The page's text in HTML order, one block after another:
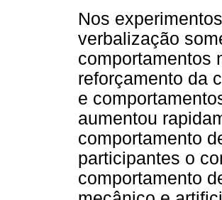
Nos
verbalização
comportamentos
reforçamento da
e
aumentou
comportamento
participantes o
comportamento